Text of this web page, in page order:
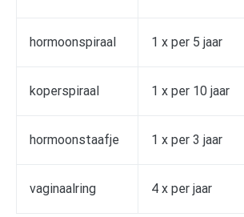
hormoonspiraal 1 x per 5 jaar
koperspiraal 1 x per 10 jaar
hormoonstaafje 1 x per 3 jaar
vaginaalring 4 x per jaar